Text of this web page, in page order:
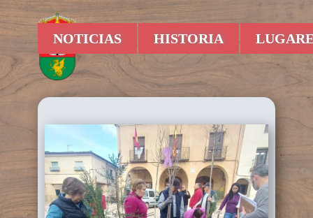
NOTICIAS HISTORIA